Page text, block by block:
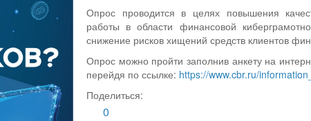
Опрос проводится в целях повышения
работы в области финансовой
снижение рисков хищений средств клиентов
Опрос можно пройти заполнив анкету на
перейдя по ссылке: https://www.cbr.ru/
Поделиться:
0